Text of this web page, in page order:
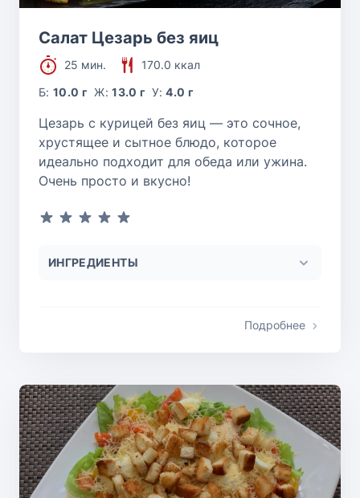
Салат Цезарь без яиц
25 мин.
170.0 ккал
Б:10.0 г Ж:13.0 г У:4.0 г
Цезарь с курицей без яиц — это сочное,
хрустящее и сытное блюдо, которое
идеально подходит для обеда или ужина.
Очень просто и вкусно!
ИНГРЕДИЕНТЫ
Подробнее